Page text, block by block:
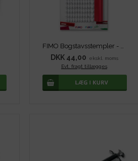
FIMO Bogstavsstempler - 5 mm
DKK 44,00
ekskl. moms
Evt. fragt tillægges.